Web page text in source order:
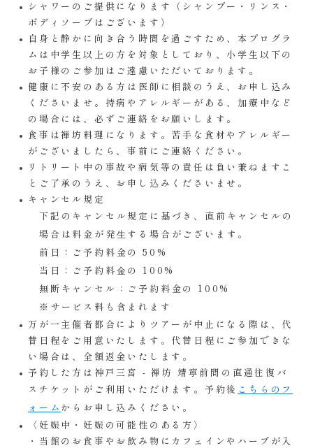
シャワーのご提供になります（シャンプー・リンス・
ボディソープはございます）
自身と静かに向き合う時間を過ごすため、本プログラ
ムは中学生以上の方を対象としており、小学生以下の
お子様のご参加はご遠慮いただいております。
健康に不安のある方は医師に相談のうえ、お申し込み
くださいませ。持病やアレルギーがある、加療中など
の場合には、必ずご連絡をお願いします。
食事は禅坊料理になります。苦手な食材やアレルギー
がございましたら、事前にご連絡ください。
リトリート中の事故や病気等の責任は負い兼ねますこ
とご了承のうえ、お申し込みくださいませ。
キャンセル規定
下記のキャンセル規定に基づき、直前キャンセルの
場合は料金が発⽣する場合がございます。
前日：ご予約料金の 50%
当日：ご予約料⾦の 100%
無断キャンセル：ご予約料金の 100%
※サービス料も含まれます
万が一主催者都合によりツアーが中止になる際は、代
替日程をご用意いたします。代替日程にご参加できな
い場合は、全額返金いたします。
予約した方は神戸三宮 - 禅坊 靖寧前間の直通往復バ
スチケットがご利用いただけます。予約後 こちらのフ
ォーム からお申し込みください。
〈妊娠中・妊娠の可能性のある方〉
・当館のお食事やお飲み物にカフェインやハーブが入